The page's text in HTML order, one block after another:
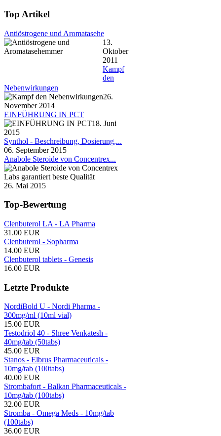
Top Artikel
Antiöstrogene und Aromatasehe
13.
Oktober
2011
Kampf
den
Nebenwirkungen
26.
November 2014
EINFÜHRUNG IN PCT
18. Juni
2015
Synthol - Beschreibung, Dosierung,...
06. September 2015
Anabole Steroide von Concentrex...
26. Mai 2015
Top-Bewertung
Clenbuterol LA - LA Pharma
31.00 EUR
Clenbuterol - Sopharma
14.00 EUR
Clenbuterol tablets - Genesis
16.00 EUR
Letzte Produkte
NordiBold U - Nordi Pharma -
300mg/ml (10ml vial)
15.00 EUR
Testodriol 40 - Shree Venkatesh -
40mg/tab (50tabs)
45.00 EUR
Stanos - Elbrus Pharmaceuticals -
10mg/tab (100tabs)
40.00 EUR
Strombafort - Balkan Pharmaceuticals -
10mg/tab (100tabs)
32.00 EUR
Stromba - Omega Meds - 10mg/tab
(100tabs)
36.00 EUR